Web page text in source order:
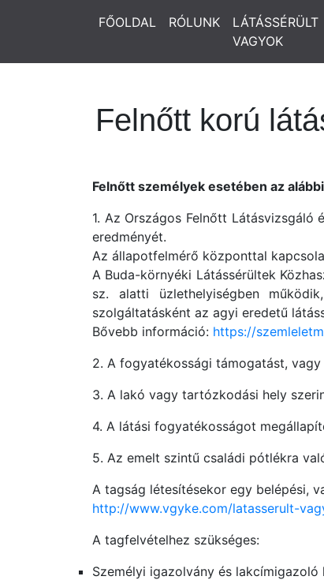
FŐOLDAL RÓLUNK
LÁTÁSSÉRÜLT
VAGYOK
Felnőtt korú
Felnőtt személyek esetében az
1. Az Országos Felnőtt
eredményét.
Az állapotfelmérő központtal
A Buda-környéki Látássérültek
sz. alatti üzlethelyiségben
szolgáltatásként az agyi eredetű
Bővebb információ: https://
2. A fogyatékossági támogatást,
3. A lakó vagy tartózkodási hely
4. A látási fogyatékosságot
5. Az emelt szintű családi pótlékra
A tagság létesítésekor egy belépési,
http://www.vgyke.com/latasserult-
A tagfelvételhez szükséges:
Személyi igazolvány és lakcímigazoló